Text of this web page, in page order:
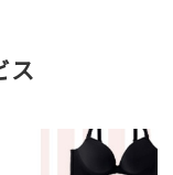
ス